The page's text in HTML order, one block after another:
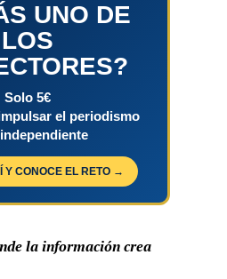
UNO DE
LOS
Solo 5€
el periodismo
Y CONOCE EL RETO →
la información crea